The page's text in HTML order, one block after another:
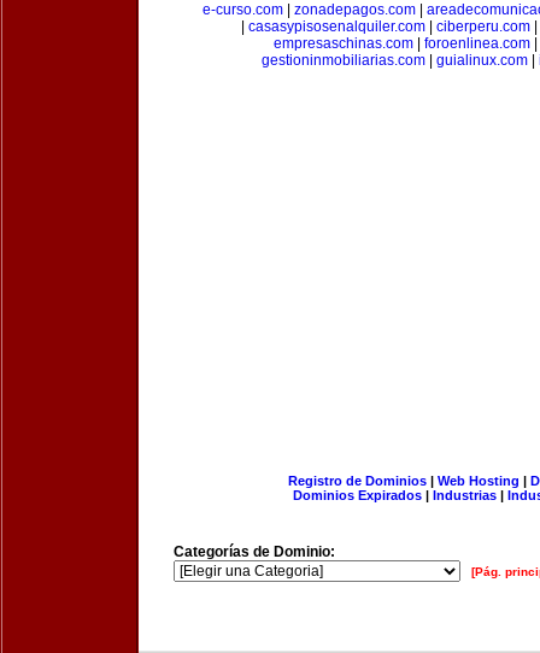
e-curso.com| zonadepagos.com|
casasypisosenalquiler.com ciberperu.com
empresaschinas.com| foroenlinea.com|
gestioninmobiliarias.com| guialinux.com|
Registro de Dominios| Web Hosting |
Dominios Expirados | Industrias |
Categorías de Dominio:
[Pág.